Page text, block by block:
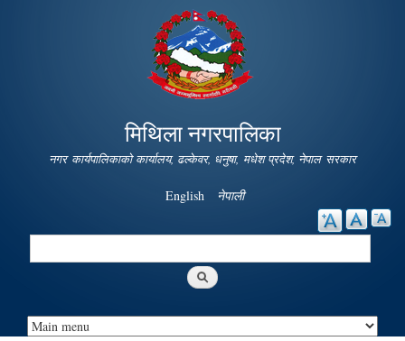
Skip to
main
content
मिथिला नगरपालिका
नगर कार्यपालिकाको कार्यालय, ढल्केवर, धनुषा, मधेश प्रदेश, नेपाल सरकार
English नेपाली
Search